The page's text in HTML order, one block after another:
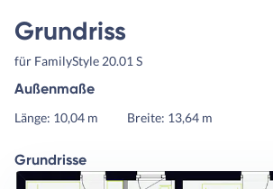
Grundriss
für FamilyStyle 20.01 S
Außenmaße
Länge: 10,04 m Breite: 13,64 m
Grundrisse